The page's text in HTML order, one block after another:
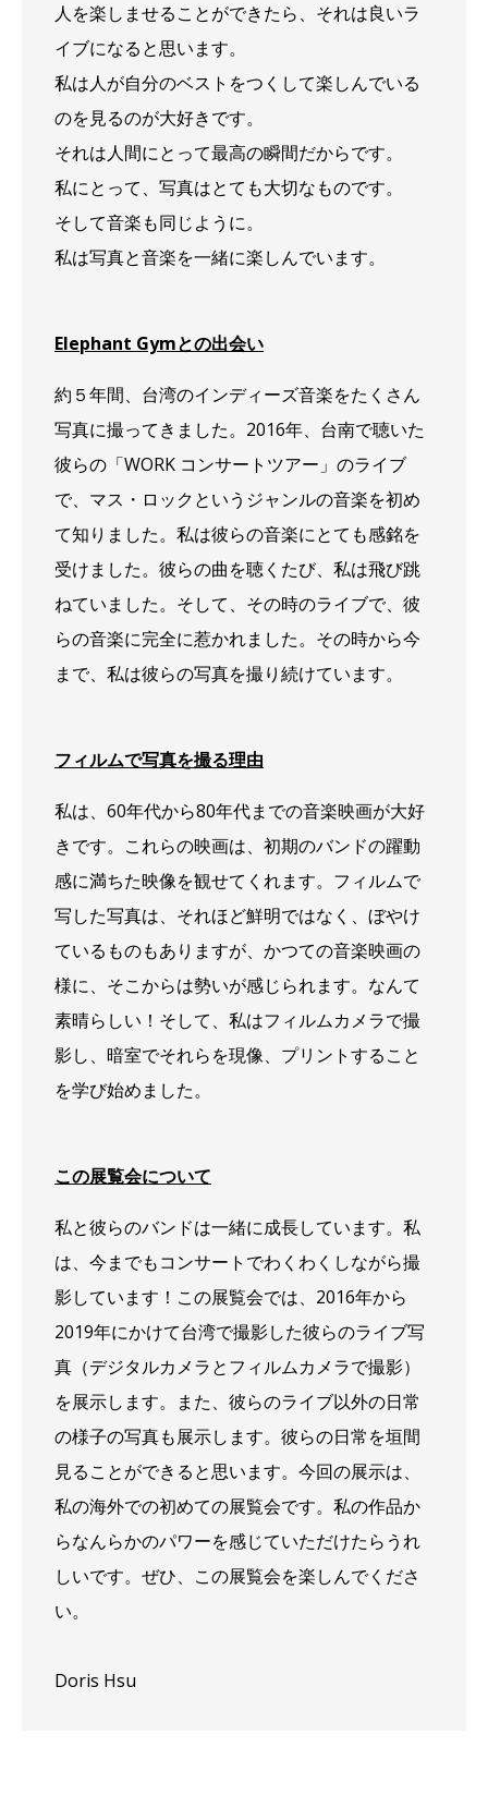
人を楽しませることができたら、それは良いラ
イブになると思います。
私は人が自分のベストをつくして楽しんでいる
のを見るのが大好きです。
それは人間にとって最高の瞬間だからです。
私にとって、写真はとても大切なものです。
そして音楽も同じように。
私は写真と音楽を一緒に楽しんでいます。
Elephant Gymとの出会い
約５年間、台湾のインディーズ音楽をたくさん
写真に撮ってきました。2016年、台南で聴いた
彼らの「WORK コンサートツアー」のライブ
で、マス・ロックというジャンルの音楽を初め
て知りました。私は彼らの音楽にとても感銘を
受けました。彼らの曲を聴くたび、私は飛び跳
ねていました。そして、その時のライブで、彼
らの音楽に完全に惹かれました。その時から今
まで、私は彼らの写真を撮り続けています。
フィルムで写真を撮る理由
私は、60年代から80年代までの音楽映画が大好
きです。これらの映画は、初期のバンドの躍動
感に満ちた映像を観せてくれます。フィルムで
写した写真は、それほど鮮明ではなく、ぼやけ
ているものもありますが、かつての音楽映画の
様に、そこからは勢いが感じられます。なんて
素晴らしい！そして、私はフィルムカメラで撮
影し、暗室でそれらを現像、プリントすること
を学び始めました。
この展覧会について
私と彼らのバンドは一緒に成長しています。私
は、今までもコンサートでわくわくしながら撮
影しています！この展覧会では、2016年から
2019年にかけて台湾で撮影した彼らのライブ写
真（デジタルカメラとフィルムカメラで撮影）
を展示します。また、彼らのライブ以外の日常
の様子の写真も展示します。彼らの日常を垣間
見ることができると思います。今回の展示は、
私の海外での初めての展覧会です。私の作品か
らなんらかのパワーを感じていただけたらうれ
しいです。ぜひ、この展覧会を楽しんでくださ
い。
Doris Hsu